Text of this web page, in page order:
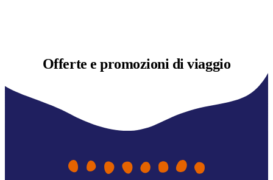
Offerte epromozioni di viaggio